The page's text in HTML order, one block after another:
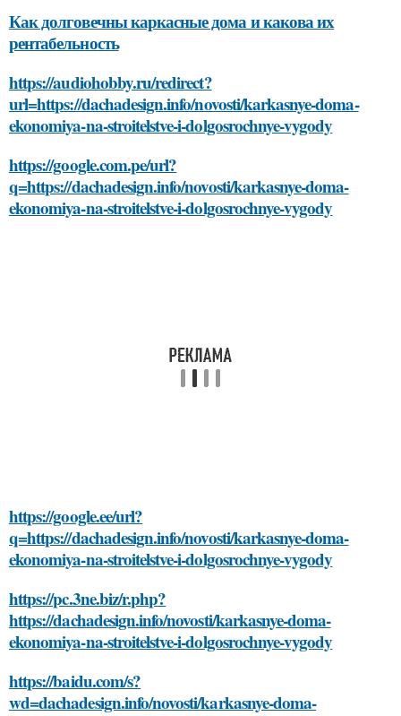
Как долговечны каркасные дома и какова их
рентабельность
https://audiohobby.ru/redirect?
url=https://dachadesign.info/novosti/karkasnye-doma-
ekonomiya-na-stroitelstve-i-dolgosrochnye-vygody
https://google.com.pe/url?
q=https://dachadesign.info/novosti/karkasnye-doma-
ekonomiya-na-stroitelstve-i-dolgosrochnye-vygody
https://google.ee/url?
q=https://dachadesign.info/novosti/karkasnye-doma-
ekonomiya-na-stroitelstve-i-dolgosrochnye-vygody
https://pc.3ne.biz/r.php?
https://dachadesign.info/novosti/karkasnye-doma-
ekonomiya-na-stroitelstve-i-dolgosrochnye-vygody
https://baidu.com/s?
wd=dachadesign.info/novosti/karkasnye-doma-